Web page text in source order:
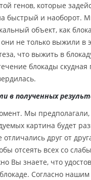
генов, которые
быстрый и наоборот.
объект, как
не только выжили в
что выжить в
блокады
в полученных
Мы предполагали,
картина будет
отличались друг от
отсеять всех со
Вы знаете, что
Согласно нашим